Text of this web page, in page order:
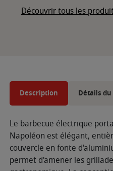
Découvrir tous les
Description Détails
Le barbecue électrique
Napoléon est élégant,
couvercle en fonte
permet d'amener les